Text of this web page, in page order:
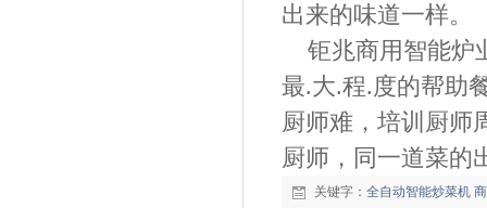
出来的味道一样。
钜兆商用智能炉
最.大.程.度的帮助
厨师难，培训厨师
厨师，同一道菜的
关键字： 全自动智能炒菜机